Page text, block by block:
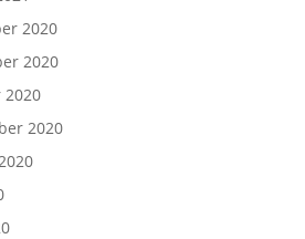
2020
2020
2020
2020